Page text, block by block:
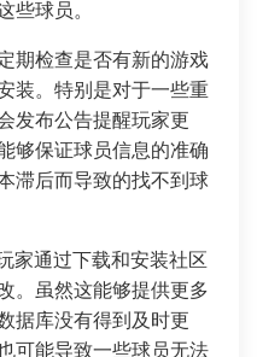
球员。
期检查是否有新的游戏
装。特别是对于一些重
发布公告提醒玩家更
够保证球员信息的准确
滞后而导致的找不到球
家通过下载和安装社区
。虽然这能够提供更多
据库没有得到及时更
可能导致一些球员无法